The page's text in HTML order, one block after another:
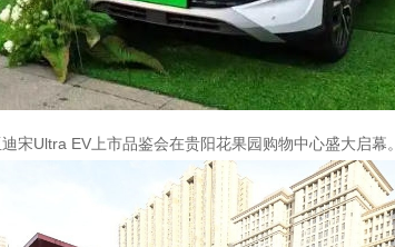
Ultra EV上市品鉴会在贵阳花果园购物中心盛大启幕。